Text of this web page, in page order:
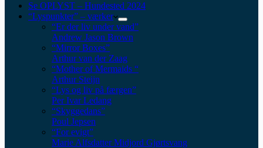
Se OPLYST – Hundested 2024
“Lyspunkter” – værker
“Er der liv under vand”
Andrew Jason Brown
“Mirror Boxes”
Arthur van der Zaag
“Mother of Mermaids “
Arthur Steijn
“Lys og liv på færgen”
Per Ivar Ledang
“Skyggedans”
Poul Jepsen
“For evigt”
Marie Alfsdatter Midjord Gjørtsvang